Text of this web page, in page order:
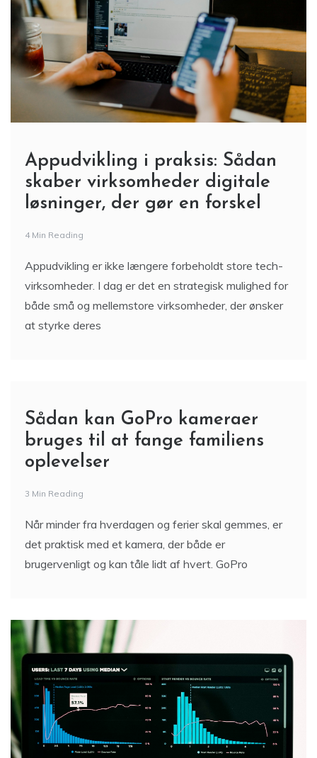
Appudvikling i praksis: Sådan
skaber virksomheder digitale
løsninger, der gør en forskel
4 Min Reading
Appudvikling er ikke længere forbeholdt store tech-
virksomheder. I dag er det en strategisk mulighed for
både små og mellemstore virksomheder, der ønsker
at styrke deres
Sådan kan GoPro kameraer
bruges til at fange familiens
oplevelser
3 Min Reading
Når minder fra hverdagen og ferier skal gemmes, er
det praktisk med et kamera, der både er
brugervenligt og kan tåle lidt af hvert. GoPro